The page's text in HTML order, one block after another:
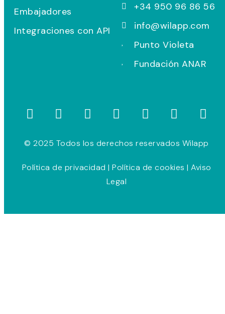
Embajadores
Integraciones con API
+34 950 96 86 56
info@wilapp.com
Punto Violeta
Fundación ANAR
© 2025 Todos los derechos reservados Wilapp
Política de privacidad | Política de cookies | Aviso
Legal